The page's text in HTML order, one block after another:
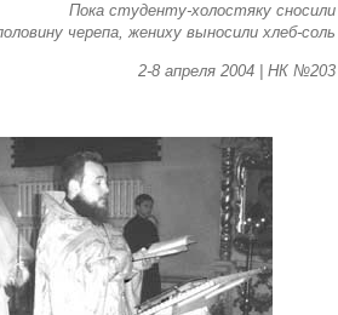
Пока студенту-холостяку сносили
черепа, жениху выносили хлеб-соль
2-8 апреля 2004 | НК №203